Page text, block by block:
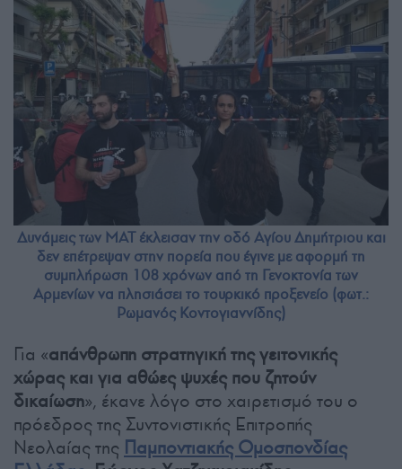
Δυνάμεις των ΜΑΤ έκλεισαν την οδό Αγίου Δημήτριου και
δεν επέτρεψαν στην πορεία που έγινε με αφορμή τη
συμπλήρωση 108 χρόνων από τη Γενοκτονία των
Αρμενίων να πλησιάσει το τουρκικό προξενείο (φωτ.:
Ρωμανός Κοντογιαννίδης)
Για «απάνθρωπη στρατηγική της γειτονικής
χώρας και για αθώες ψυχές που ζητούν
δικαίωση», έκανε λόγο στο χαιρετισμό του ο
πρόεδρος της Συντονιστικής Επιτροπής
Νεολαίας της Παμποντιακής Ομοσπονδίας